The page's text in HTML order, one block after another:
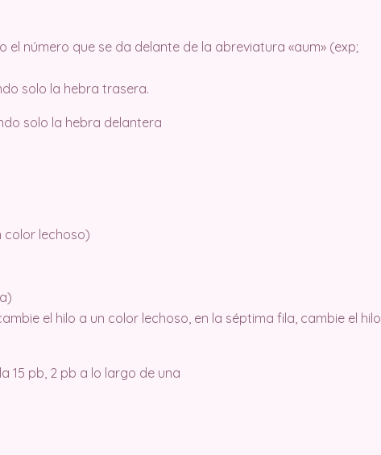
número que se da delante de la abreviatura «aum» (exp;
solo la hebra trasera.
solo la hebra delantera
color lechoso)
el hilo a un color lechoso, en la séptima fila, cambie el hilo
15 pb, 2 pb a lo largo de una